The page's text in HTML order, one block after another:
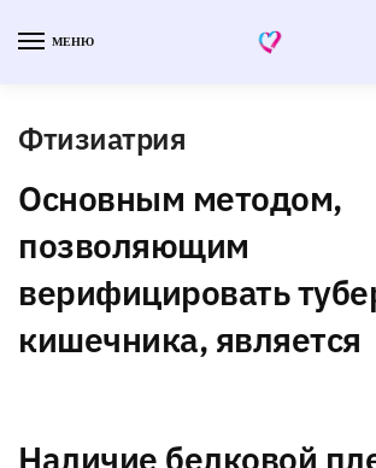
МЕНЮ
Фтизиатрия
Основным методом,
позволяющим
верифицировать
кишечника, является